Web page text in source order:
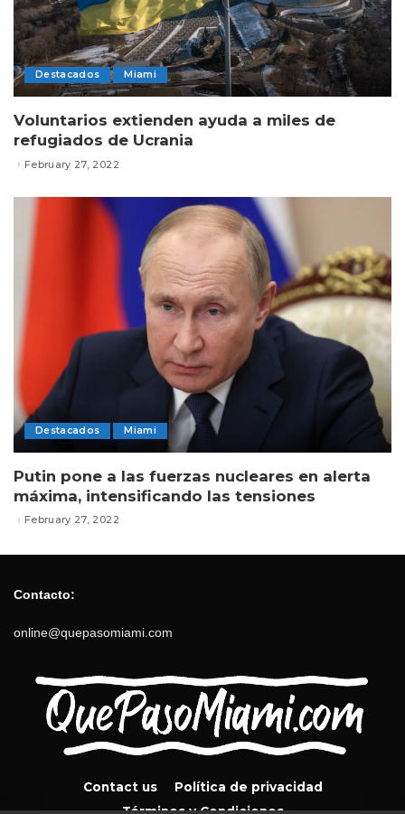
Destacados Miami
Voluntarios extienden ayuda a miles de
refugiados de Ucrania
February 27, 2022
Destacados Miami
Putin pone a las fuerzas nucleares en alerta
máxima, intensificando las tensiones
February 27, 2022
Contacto:
online@quepasomiami.com
Contact us
Política de privacidad
Términos y Condiciones